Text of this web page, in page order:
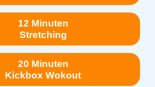
12 Minuten
Stretching
20 Minuten
Kickbox Wokout